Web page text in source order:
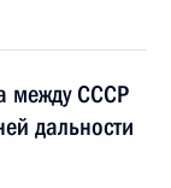
между СССР
дальности